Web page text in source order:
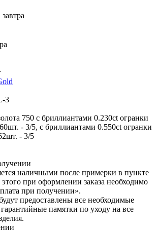
3
750 с бриллиантами 0.230ct огранки
- 3/5, с бриллиантами 0.550ct огранки
- 3/5
наличными после примерки в пункте
при оформлении заказа необходимо
при получении».
предоставлены все необходимые
памятки по уходу на все